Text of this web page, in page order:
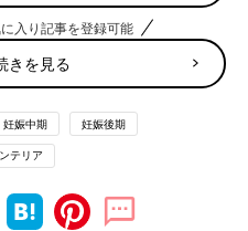
のクリスマスと一般的な日本
か？
本番である12月25日はほと
人を招くこともありますが、
すのがスウェーデン流のクリ
入り記事を登録可能
きを見る
妊娠中期 妊娠後期
テリア